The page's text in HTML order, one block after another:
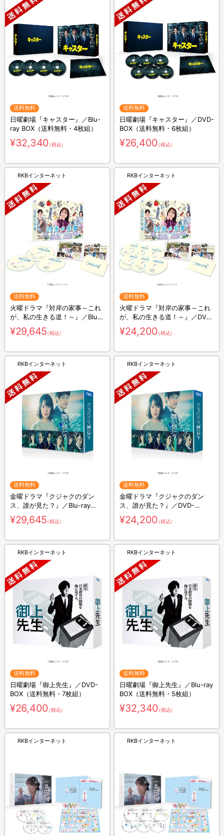
送料無料
日曜劇場『キャスター』／Blu-
ray BOX（送料無料・4枚組）
¥32,340（税込）
送料無料
日曜劇場『キャスター』／DVD-
BOX（送料無料・6枚組）
¥26,400（税込）
RKBインターネット
送料無料
火曜ドラマ『対岸の家事～これ
が、私の生きる道！～』／Blu-
ray BOX（送料無料・3枚組）
¥29,645（税込）
RKBインターネット
送料無料
火曜ドラマ『対岸の家事～これ
が、私の生きる道！～』／DVD-
BOX（送料無料・6枚組）
¥24,200（税込）
RKBインターネット
送料無料
金曜ドラマ『クジャクのダン
ス、誰が見た？』／Blu-ray
BOX（送料無料・4枚組）
¥29,645（税込）
RKBインターネット
送料無料
金曜ドラマ『クジャクのダン
ス、誰が見た？』／DVD-
BOX（送料無料・6枚組）
¥24,200（税込）
RKBインターネット
送料無料
日曜劇場『御上先生』／DVD-
BOX（送料無料・7枚組）
¥26,400（税込）
RKBインターネット
送料無料
日曜劇場『御上先生』／Blu-ray
BOX（送料無料・5枚組）
¥32,340（税込）
RKBインターネット RKBインターネット